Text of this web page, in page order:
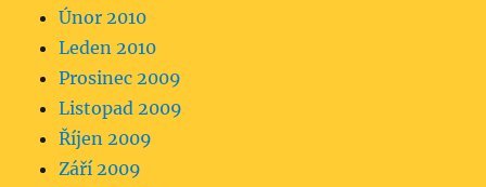
Únor 2010
Leden 2010
Prosinec 2009
Listopad 2009
Říjen 2009
Září 2009